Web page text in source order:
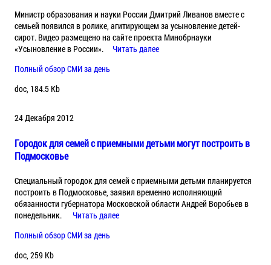
Министр образования и науки России Дмитрий Ливанов вместе с
семьей появился в ролике, агитирующем за усыновление детей-
сирот. Видео размещено на сайте проекта Минобрнауки
«Усыновление в России».
Читать далее
Полный обзор СМИ за день
doc, 184.5 Kb
24 Декабря 2012
Городок для семей с приемными детьми могут построить в
Подмосковье
Специальный городок для семей с приемными детьми планируется
построить в Подмосковье, заявил временно исполняющий
обязанности губернатора Московской области Андрей Воробьев в
понедельник.
Читать далее
Полный обзор СМИ за день
doc, 259 Kb